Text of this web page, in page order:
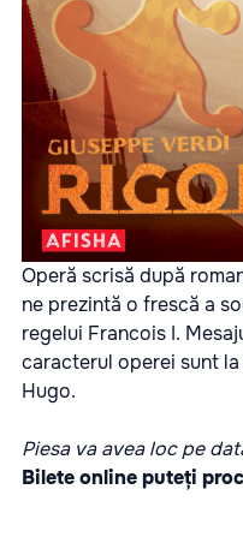
Operă scrisă după
ne prezintă o frescă a
regelui Francois I.
caracterul operei sunt
Hugo.
Piesa va avea loc pe
Bilete online puteți